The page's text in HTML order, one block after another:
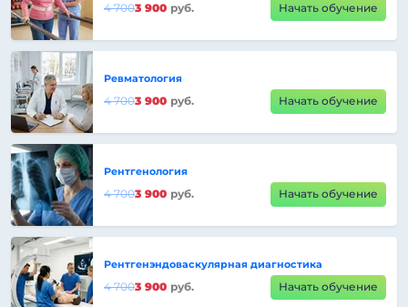
4 7003 900 руб. Начать обучение
Ревматология
4 7003 900 руб. Начать обучение
Рентгенология
4 7003 900 руб. Начать обучение
Рентгенэндоваскулярная диагностика
4 7003 900 руб. Начать обучение